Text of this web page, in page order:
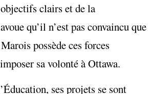
clairs et de la
qu’il n’est pas convaincu que
possède ces forces
sa volonté à Ottawa.
ses projets se sont